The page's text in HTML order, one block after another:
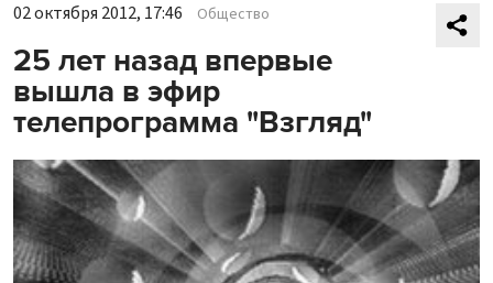
02 октября 2012, 17:46 Общество
25 лет назад впервые
вышла в эфир
телепрограмма "Взгляд"